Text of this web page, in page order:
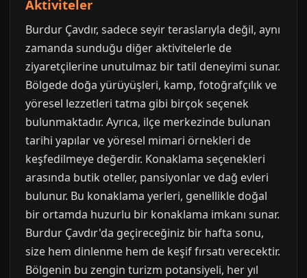
Aktiviteler
Burdur Çavdır, sadece seyir teraslarıyla değil, aynı
zamanda sunduğu diğer aktivitelerle de
ziyaretçilerine unutulmaz bir tatil deneyimi sunar.
Bölgede doğa yürüyüşleri, kamp, fotoğrafçılık ve
yöresel lezzetleri tatma gibi birçok seçenek
bulunmaktadır. Ayrıca, ilçe merkezinde bulunan
tarihi yapılar ve yöresel mimari örnekleri de
keşfedilmeye değerdir. Konaklama seçenekleri
arasında butik oteller, pansiyonlar ve dağ evleri
bulunur. Bu konaklama yerleri, genellikle doğal
bir ortamda huzurlu bir konaklama imkanı sunar.
Burdur Çavdır'da geçireceğiniz bir hafta sonu,
size hem dinlenme hem de keşif fırsatı verecektir.
Bölgenin bu zengin turizm potansiyeli, her yıl